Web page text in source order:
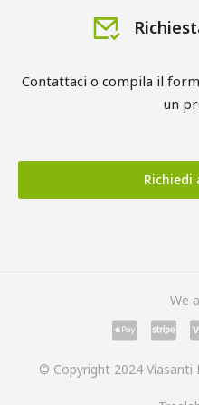
Contattaci o compila il
un
Richiedi
© Copyright 2024 Viasanti
We